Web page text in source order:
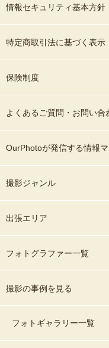
情報セキュリティ基本方針
特定商取引法に基づく表示
保険制度
よくあるご質問・お問い合
OurPhotoが発信する情報
撮影ジャンル
出張エリア
フォトグラファー一覧
撮影の事例を見る
フォトギャラリー一覧